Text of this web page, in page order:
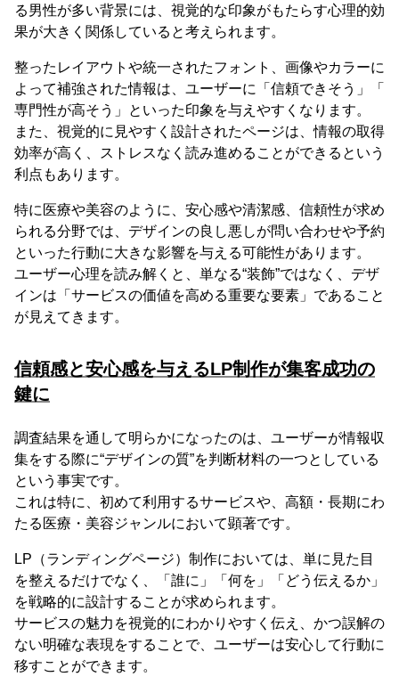
る男性が多い背景には、視覚的な印象がもたらす心理的効
果が大きく関係していると考えられます。
整ったレイアウトや統一されたフォント、画像やカラーに
よって補強された情報は、ユーザーに「信頼できそう」「
専門性が高そう」といった印象を与えやすくなります。
また、視覚的に見やすく設計されたページは、情報の取得
効率が高く、ストレスなく読み進めることができるという
利点もあります。
特に医療や美容のように、安心感や清潔感、信頼性が求め
られる分野では、デザインの良し悪しが問い合わせや予約
といった行動に大きな影響を与える可能性があります。
ユーザー心理を読み解くと、単なる“装飾”ではなく、デザ
インは「サービスの価値を高める重要な要素」であること
が見えてきます。
信頼感と安心感を与えるLP制作が集客成功の
鍵に
調査結果を通して明らかになったのは、ユーザーが情報収
集をする際に“デザインの質”を判断材料の一つとしている
という事実です。
これは特に、初めて利用するサービスや、高額・長期にわ
たる医療・美容ジャンルにおいて顕著です。
LP（ランディングページ）制作においては、単に見た目
を整えるだけでなく、「誰に」「何を」「どう伝えるか」
を戦略的に設計することが求められます。
サービスの魅力を視覚的にわかりやすく伝え、かつ誤解の
ない明確な表現をすることで、ユーザーは安心して行動に
移すことができます。